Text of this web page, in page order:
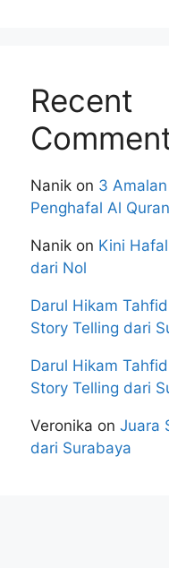
Recent
Nanik on 3
Penghafal Al Quran
Nanik on Kini
dari Nol
Darul Hikam
Story Telling dari
Darul Hikam
Story Telling dari
Veronika on Juara
dari Surabaya